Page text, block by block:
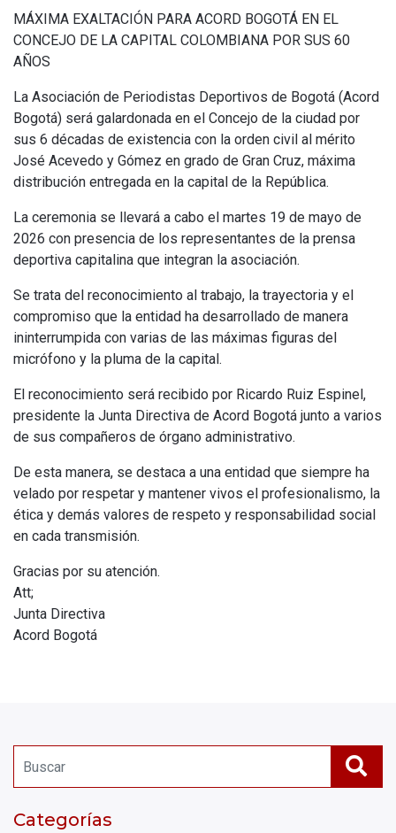
Categorías
MÁXIMA EXALTACIÓN PARA ACORD BOGOTÁ EN EL
CONCEJO DE LA CAPITAL COLOMBIANA POR SUS 60
AÑOS
La Asociación de Periodistas Deportivos de Bogotá (Acord
Bogotá) será galardonada en el Concejo de la ciudad por
sus 6 décadas de existencia con la orden civil al mérito
José Acevedo y Gómez en grado de Gran Cruz, máxima
distribución entregada en la capital de la República.
La ceremonia se llevará a cabo el martes 19 de mayo de
2026 con presencia de los representantes de la prensa
deportiva capitalina que integran la asociación.
Se trata del reconocimiento al trabajo, la trayectoria y el
compromiso que la entidad ha desarrollado de manera
ininterrumpida con varias de las máximas figuras del
micrófono y la pluma de la capital.
El reconocimiento será recibido por Ricardo Ruiz Espinel,
presidente la Junta Directiva de Acord Bogotá junto a varios
de sus compañeros de órgano administrativo.
De esta manera, se destaca a una entidad que siempre ha
velado por respetar y mantener vivos el profesionalismo, la
ética y demás valores de respeto y responsabilidad social
en cada transmisión.
Gracias por su atención.
Att;
Junta Directiva
Acord Bogotá